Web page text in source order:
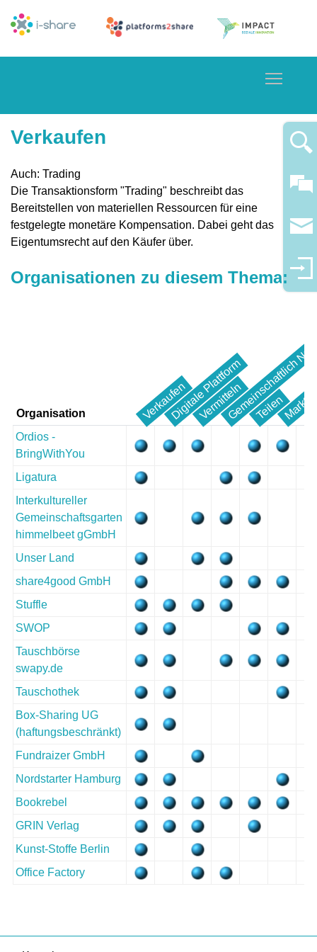
Verkaufen
Auch: Trading
Die Transaktionsform "Trading" beschreibt das
Bereitstellen von materiellen Ressourcen für eine
festgelegte monetäre Kompensation. Dabei geht das
Eigentumsrecht auf den Käufer über.
Organisationen zu diesem Thema:
Organisation VerkaufenDigitale Plattform
VermittelnGemeinschaftlich
Teilen
Ordios -
BringWithYou
Ligatura
Interkultureller
Gemeinschaftsgarten
himmelbeet gGmbH
Unser Land
share4good GmbH
Stuffle
SWOP
Tauschbörse
swapy.de
Tauschothek
Box-Sharing UG
(haftungsbeschränkt)
Fundraizer GmbH
Nordstarter Hamburg
Bookrebel
GRIN Verlag
Kunst-Stoffe Berlin
Office Factory